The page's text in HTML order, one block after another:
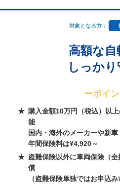
対象となる方：
高額な自
しっかり
ーポイ
購入金額10万円（税込）以
能
国内・海外のメーカーや新
年間保険料は¥4,920～
盗難保険以外に車両保険（
償
（盗難保険単独ではお申込み